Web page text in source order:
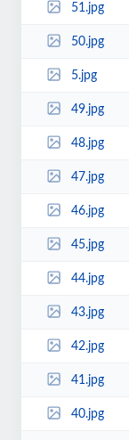
51.jpg
50.jpg
5.jpg
49.jpg
48.jpg
47.jpg
46.jpg
45.jpg
44.jpg
43.jpg
42.jpg
41.jpg
40.jpg